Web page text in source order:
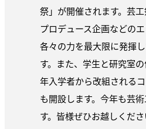
祭」が開催されます。芸
プロデュース企画などの
各々の力を最大限に発揮
す。また、学生と研究室
年入学者から改組される
も開設します。今年も芸
す。皆様ぜひお越しくださ